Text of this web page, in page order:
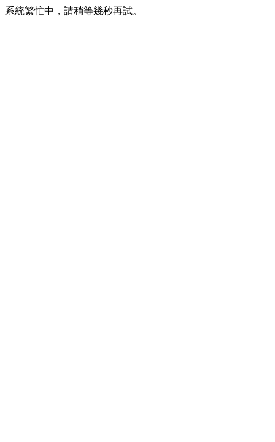
系統繁忙中，請稍等幾秒再試。